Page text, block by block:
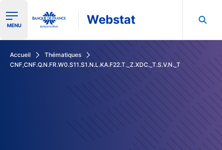
Ouvrir le menu de navigation
MENU Webstat
Accueil
Thématiques
CNF,CNF.Q.N.FR.W0.S11.S1.N.L.KA.F22.T._Z.XDC._T.S.V.N._T